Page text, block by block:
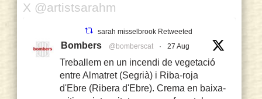
X @artistsarahm
sarah misselbrook Retweeted
Bombers @bomberscat · 27 Aug
Treballem en un incendi de vegetació
entre Almatret (Segrià) i Riba-roja
d'Ebre (Ribera d'Ebre). Crema en baixa-